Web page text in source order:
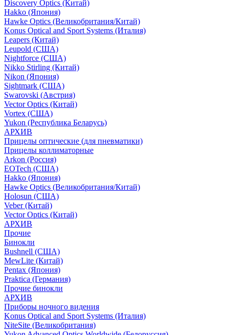
Discovery Optics (Китай)
Hakko (Япония)
Hawke Optics (Великобритания/Китай)
Konus Optical and Sport Systems (Италия)
Leapers (Китай)
Leupold (США)
Nightforce (США)
Nikko Stirling (Китай)
Nikon (Япония)
Sightmark (США)
Swarovski (Австрия)
Vector Optics (Китай)
Vortex (США)
Yukon (Республика Беларусь)
АРХИВ
Прицелы оптические (для пневматики)
Прицелы коллиматорные
Arkon (Россия)
EOTech (США)
Hakko (Япония)
Hawke Optics (Великобритания/Китай)
Holosun (США)
Veber (Китай)
Vector Optics (Китай)
АРХИВ
Прочие
Бинокли
Bushnell (США)
MewLite (Китай)
Pentax (Япония)
Praktica (Германия)
Прочие бинокли
АРХИВ
Приборы ночного видения
Konus Optical and Sport Systems (Италия)
NiteSite (Великобритания)